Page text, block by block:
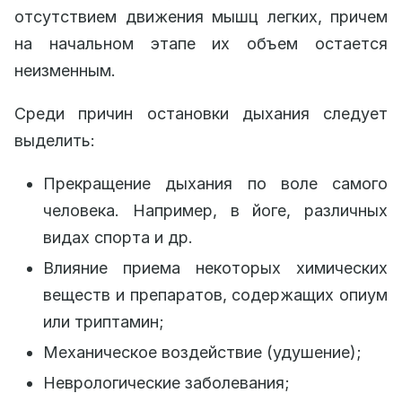
отсутствием движения мышц легких, причем
на начальном этапе их объем остается
неизменным.
Среди причин остановки дыхания следует
выделить:
Прекращение дыхания по воле самого
человека. Например, в йоге, различных
видах спорта и др.
Влияние приема некоторых химических
веществ и препаратов, содержащих опиум
или триптамин;
Механическое воздействие (удушение);
Неврологические заболевания;